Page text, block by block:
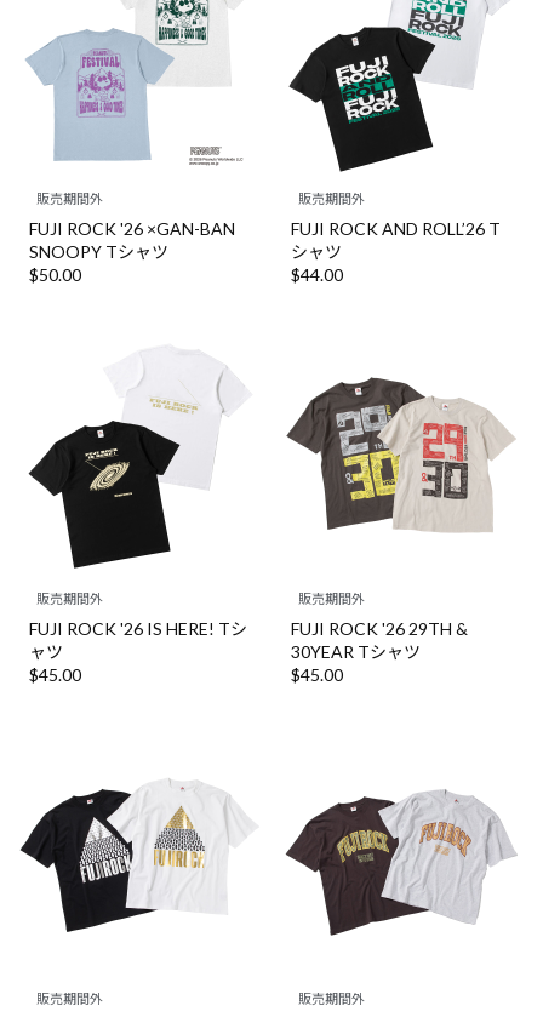
販売期間外
FUJI ROCK '26 ×GAN-BAN
SNOOPY Tシャツ
$‌50.00
販売期間外
FUJI ROCK AND ROLL’26 T
シャツ
$‌44.00
販売期間外
FUJI ROCK '26 IS HERE! Tシ
ャツ
$‌45.00
販売期間外
FUJI ROCK '26 29TH &
30YEAR Tシャツ
$‌45.00
販売期間外 販売期間外